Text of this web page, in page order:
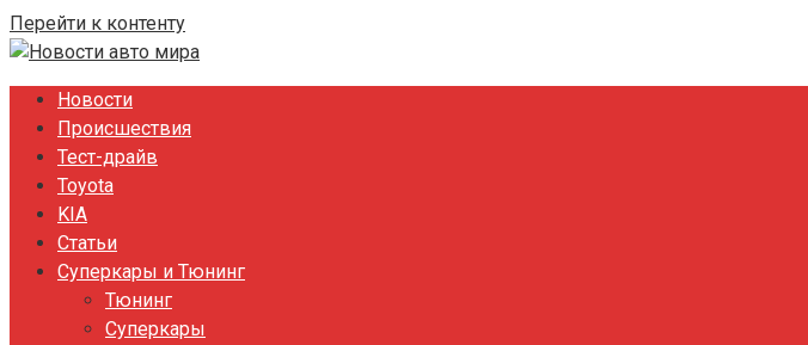
Перейти к контенту
Новости
Происшествия
Тест-драйв
Toyota
KIA
Статьи
Суперкары и Тюнинг
Тюнинг
Суперкары